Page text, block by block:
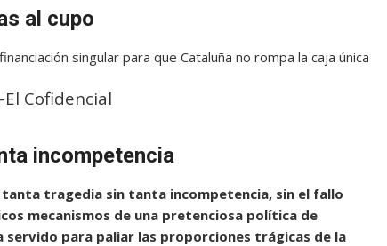
al cupo
singular para que Cataluña no rompa la caja única
Cofidencial
incompetencia
tragedia sin tanta incompetencia, sin el fallo
mecanismos de una pretenciosa política de
servido para paliar las proporciones trágicas de la